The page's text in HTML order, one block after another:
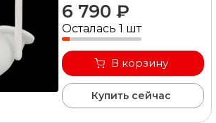
6 790 ₽
Осталась 1 шт
В корзину
Купить сейчас